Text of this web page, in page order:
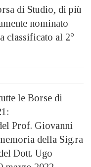
di Studio, di più
nominato
classificato al 2°
le Borse di
Prof. Giovanni
della Sig.ra
Dott. Ugo